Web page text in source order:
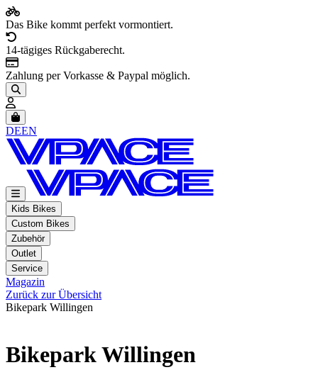
Das Bike kommt perfekt vormontiert.
14-tägiges Rückgaberecht.
Zahlung per Vorkasse & Paypal möglich.
Artikel im Warenkorb, Warenkorb anzeigen
DEEN
Kids Bikes
Custom Bikes
Zubehör
Outlet
Service
Magazin
Zurück zur Übersicht
Bikepark Willingen
Bikepark Willingen